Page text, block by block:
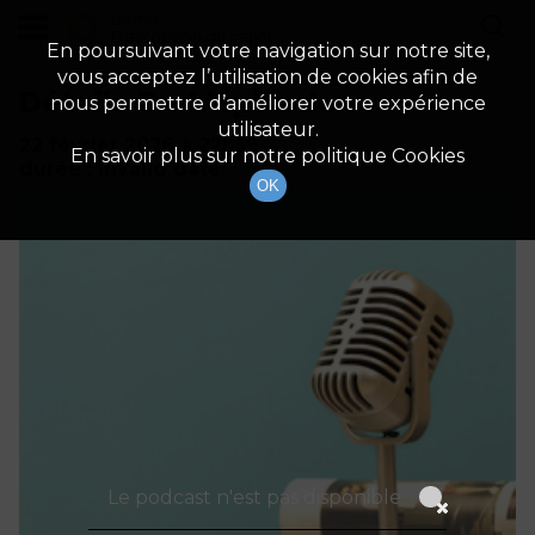
Détails De L'épisode
22 février 2026 à 22h59
durée : Invalid date
En poursuivant votre navigation sur notre site,
vous acceptez l’utilisation de cookies afin de
nous permettre d’améliorer votre expérience
utilisateur.
En savoir plus sur notre politique Cookies
OK
Le podcast n'est pas disponible